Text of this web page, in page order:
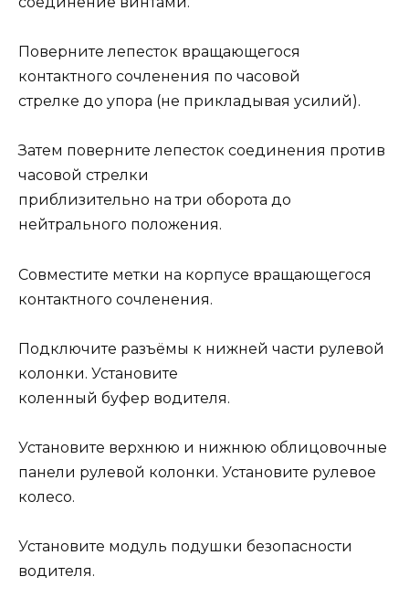
Поверните лепесток вращающегося
контактного сочленения по часовой
стрелке до упора (не прикладывая усилий).
Затем поверните лепесток соединения против
часовой стрелки
приблизительно на три оборота до
нейтрального положения.
Совместите метки на корпусе вращающегося
контактного сочленения.
Подключите разъёмы к нижней части рулевой
колонки. Установите
коленный буфер водителя.
Установите верхнюю и нижнюю облицовочные
панели рулевой колонки. Установите рулевое
колесо.
Установите модуль подушки безопасности
водителя.